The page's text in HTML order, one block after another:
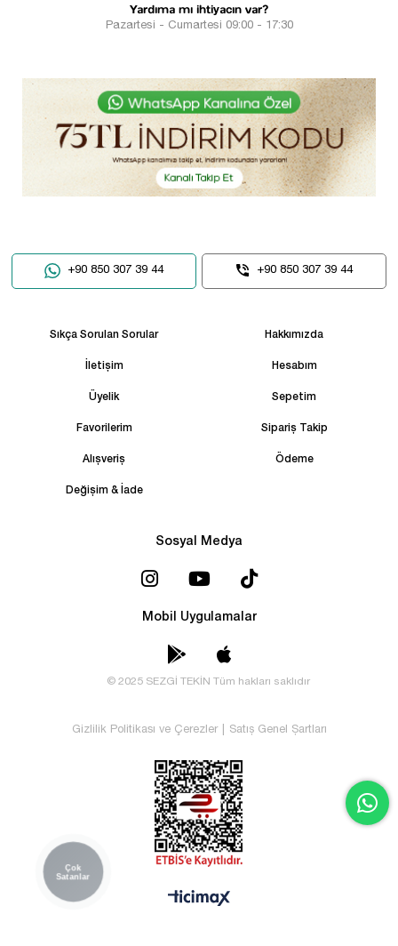
Yardıma mı ihtiyacın var?
Pazartesi - Cumartesi 09:00 - 17:30
+90 850 307 39 44 +90 850 307 39 44
Sıkça Sorulan Sorular Hakkımızda
İletişim Hesabım
Üyelik Sepetim
Favorilerim Sipariş Takip
Alışveriş Ödeme
Değişim & İade
Sosyal Medya
Mobil Uygulamalar
© 2025 SEZGİ TEKİN Tüm hakları saklıdır
Gizlilik Politikası ve Çerezler Satış Genel Şartları
Çok
Satanlar